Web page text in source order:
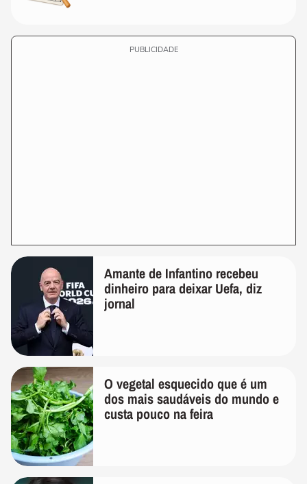
PUBLICIDADE
Amante de Infantino recebeu
dinheiro para deixar Uefa, diz
jornal
O vegetal esquecido que é um
dos mais saudáveis do mundo e
custa pouco na feira